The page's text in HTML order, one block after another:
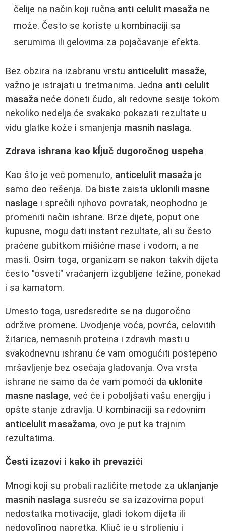
čelije na način koji ručna anti celulit masaža ne
može. Često se koriste u kombinaciji sa
serumima ili gelovima za pojačavanje efekta.
Bez obzira na izabranu vrstu anticelulit masaže,
važno je istrajati u tretmanima. Jedna anti celulit
masaža neće doneti čudo, ali redovne sesije tokom
nekoliko nedelja će svakako pokazati rezultate u
vidu glatke kože i smanjenja masnih naslaga.
Zdrava ishrana kao kĺjuč dugoročnog uspeha
Kao što je već pomenuto, anticelulit masaža je
samo deo rešenja. Da biste zaista uklonili masne
naslage i sprečili njihovo povratak, neophodno je
promeniti način ishrane. Brze dijete, poput one
kupusne, mogu dati instant rezultate, ali su često
praćene gubitkom mišićne mase i vodom, a ne
masti. Osim toga, organizam se nakon takvih dijeta
često "osveti" vraćanjem izgubljene težine, ponekad
i sa kamatom.
Umesto toga, usredsredite se na dugoročno
održive promene. Uvodjenje voća, povrća, celovitih
žitarica, nemasnih proteina i zdravih masti u
svakodnevnu ishranu će vam omogućiti postepeno
mršavljenje bez osećaja gladovanja. Ova vrsta
ishrane ne samo da će vam pomoći da uklonite
masne naslage, već će i poboljšati vašu energiju i
opšte stanje zdravlja. U kombinaciji sa redovnim
anticelulit masažama, ovo je put ka trajnim
rezultatima.
Česti izazovi i kako ih prevazići
Mnogi koji su probali različite metode za uklanjanje
masnih naslaga susreću se sa izazovima poput
nedostatka motivacije, gladi tokom dijeta ili
nedovoľjnog napretka. Ključ je u strpljenju i